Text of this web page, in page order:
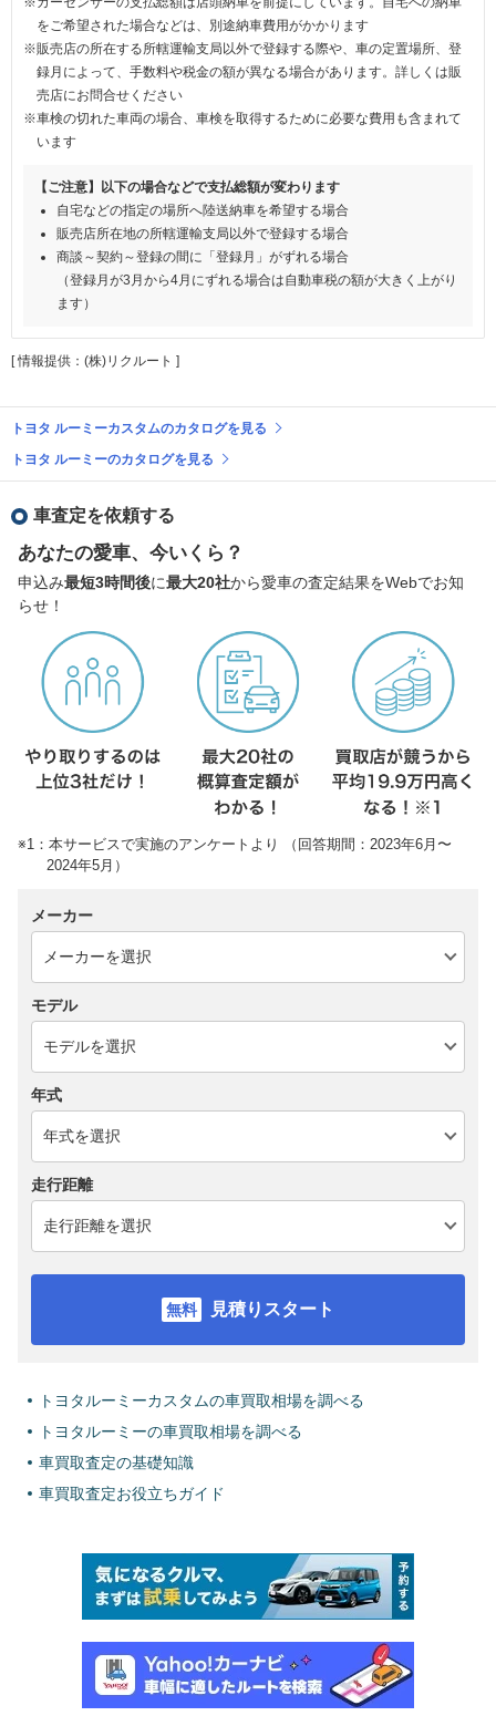
をご希望された場合などは、別途納車費用がかかります
※販売店の所在する所轄運輸支局以外で登録する際や、車の定置場所、登
録月によって、手数料や税金の額が異なる場合があります。詳しくは販
売店にお問合せください
※車検の切れた車両の場合、車検を取得するために必要な費用も含まれて
います
【ご注意】以下の場合などで支払総額が変わります
自宅などの指定の場所へ陸送納車を希望する場合
販売店所在地の所轄運輸支局以外で登録する場合
商談～契約～登録の間に「登録月」がずれる場合
（登録月が3月から4月にずれる場合は自動車税の額が大きく上がり
ます）
[ 情報提供：(株)リクルート ]
トヨタ ルーミーカスタムのカタログを見る
トヨタ ルーミーのカタログを見る
車査定を依頼する
あなたの愛車、今いくら？
申込み最短3時間後に最大20社から愛車の査定結果をWebでお知
らせ！
※1：本サービスで実施のアンケートより （回答期間：2023年6月〜
2024年5月）
メーカー
モデル
年式
走行距離
見積りスタート
トヨタルーミーカスタムの車買取相場を調べる
トヨタルーミーの車買取相場を調べる
車買取査定の基礎知識
車買取査定お役立ちガイド